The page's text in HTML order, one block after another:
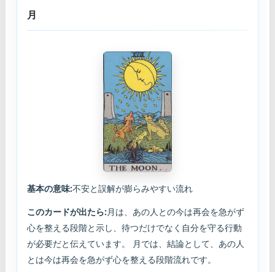
月
基本の意味:不安と誤解が膨らみやすい流れ
このカードが出たら:月は、あの人との今は再会を急がず
心を整える段階と示し、待つだけでなく自分を守る行動
が必要だと伝えています。 月では、結論として、あの人
とは今は再会を急がず心を整える段階流れです。